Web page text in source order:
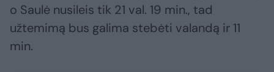
o Saulė nusileis tik 21 val. 19 min., tad
užtemimą bus galima stebėti valandą ir 11
min.